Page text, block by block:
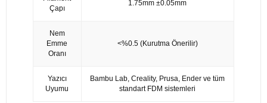
Çapı
1.75mm ±0.05mm
Nem
Emme
Oranı
<%0.5 (Kurutma Önerilir)
Yazıcı
Uyumu
Bambu Lab, Creality, Prusa, Ender ve tüm
standart FDM sistemleri